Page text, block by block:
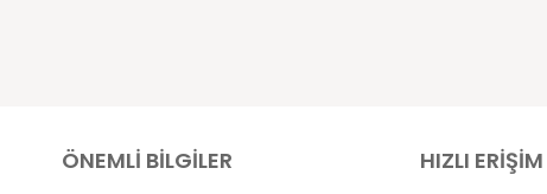
ÖNEMLİ BİLGİLER HIZLI ERİŞİM